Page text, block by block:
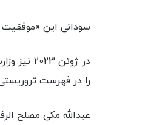
سودانی این
در ژوئن
را در فهرست
عبدالله مکی مصلح